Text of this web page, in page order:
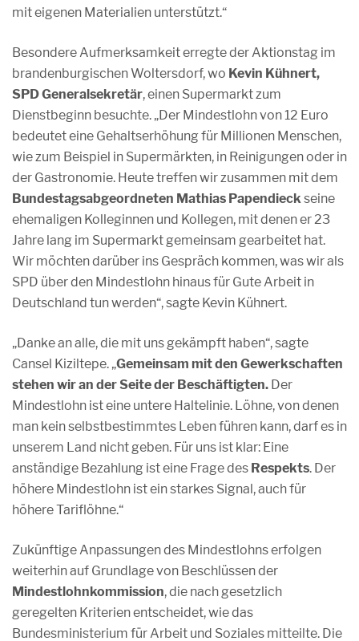
mit eigenen Materialien unterstützt.“
Besondere Aufmerksamkeit erregte der Aktionstag im
brandenburgischen Woltersdorf, wo Kevin Kühnert,
SPD Generalsekretär, einen Supermarkt zum
Dienstbeginn besuchte. „Der Mindestlohn von 12 Euro
bedeutet eine Gehaltserhöhung für Millionen Menschen,
wie zum Beispiel in Supermärkten, in Reinigungen oder in
der Gastronomie. Heute treffen wir zusammen mit dem
Bundestagsabgeordneten Mathias Papendieckseine
ehemaligen Kolleginnen und Kollegen, mit denen er 23
Jahre lang im Supermarkt gemeinsam gearbeitet hat.
Wir möchten darüber ins Gespräch kommen, was wir als
SPD über den Mindestlohn hinaus für Gute Arbeit in
Deutschland tun werden“, sagte Kevin Kühnert.
„Danke an alle, die mit uns gekämpft haben“, sagte
Cansel Kiziltepe. „Gemeinsam mit den Gewerkschaften
stehen wir an der Seite der Beschäftigten. Der
Mindestlohn ist eine untere Haltelinie. Löhne, von denen
man kein selbstbestimmtes Leben führen kann, darf es in
unserem Land nicht geben. Für uns ist klar: Eine
anständige Bezahlung ist eine Frage des Respekts. Der
höhere Mindestlohn ist ein starkes Signal, auch für
höhere Tariflöhne.“
Zukünftige Anpassungen des Mindestlohns erfolgen
weiterhin auf Grundlage von Beschlüssen der
Mindestlohnkommission, die nach gesetzlich
geregelten Kriterien entscheidet, wie das
Bundesministerium für Arbeit und Soziales mitteilte. Die